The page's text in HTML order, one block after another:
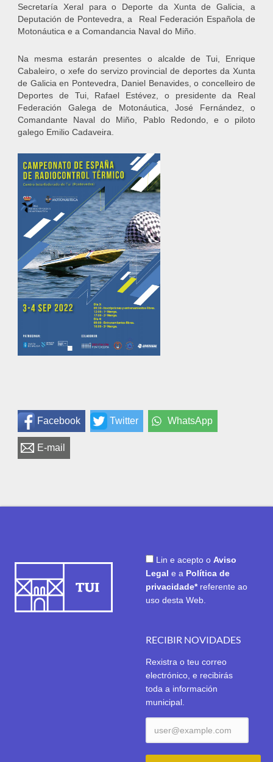
Secretaría Xeral para o Deporte da Xunta de Galicia, a
Deputación de Pontevedra, a Real Federación Española de
Motonáutica e a Comandancia Naval do Miño.
Na mesma estarán presentes o alcalde de Tui, Enrique
Cabaleiro, o xefe do servizo provincial de deportes da Xunta
de Galicia en Pontevedra, Daniel Benavides, o concelleiro de
Deportes de Tui, Rafael Estévez, o presidente da Real
Federación Galega de Motonáutica, José Fernández, o
Comandante Naval do Miño, Pablo Redondo, e o piloto
galego Emilio Cadaveira.
Facebook Twitter WhatsApp
E-mail
Lin e acepto o Aviso
Legal e a Política de
privacidade* referente ao
uso desta Web.
RECIBIR NOVIDADES
Rexistra o teu correo
electrónico, e recibirás
toda a información
municipal.